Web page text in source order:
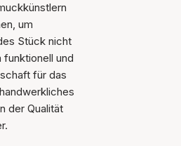
um
Stück nicht
funktionell und
für das
der Qualität